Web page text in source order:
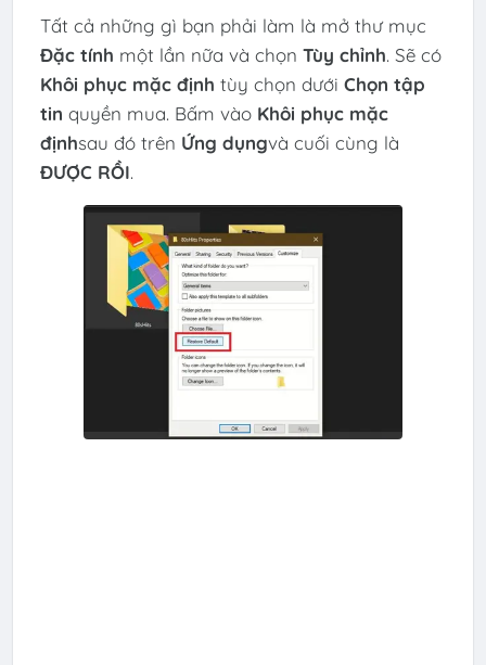
Tất cả những gì bạn phải làm là mở thư mục
Đặc tính một lần nữa và chọn Tùy chỉnh. Sẽ có
Khôi phục mặc định tùy chọn dưới Chọn tập
tin quyền mua. Bấm vào Khôi phục mặc
địnhsau đó trên Ứng dụngvà cuối cùng là
ĐƯỢC RỒI.